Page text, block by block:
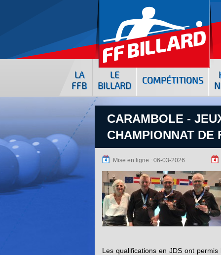
LA
FFB
LE
BILLARD
COMPÉTITIONS
CARAMBOLE -
CHAMPIONNAT DE
Mise en ligne : 06-03-2026
Les qualifications en JDS ont